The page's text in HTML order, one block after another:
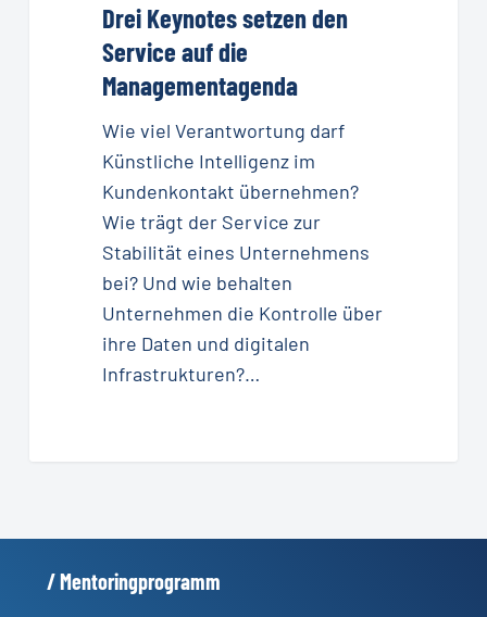
Managementagenda
Drei Keynotes setzen den
Service auf die
Managementagenda
Wie viel Verantwortung darf
Künstliche Intelligenz im
Kundenkontakt übernehmen?
Wie trägt der Service zur
Stabilität eines Unternehmens
bei? Und wie behalten
Unternehmen die Kontrolle über
ihre Daten und digitalen
Infrastrukturen?…
/Mentoringprogramm